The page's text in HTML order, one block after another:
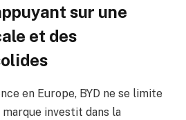
sur une
et des
en Europe, BYD ne se limite
marque investit dans la